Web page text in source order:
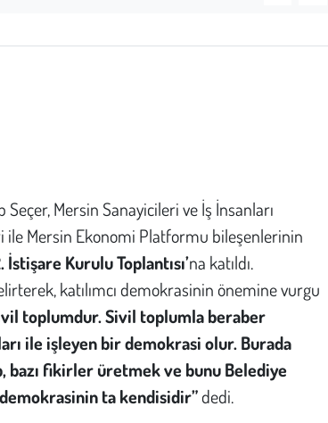
Mersin Sanayicileri ve İş İnsanları
ile Mersin Ekonomi Platformu bileşenlerinin
İstişare Kurulu Toplantısı’na katıldı.
katılımcı demokrasinin önemine vurgu
toplumdur. Sivil toplumla beraber
ile işleyen bir demokrasi olur. Burada
bazı fikirler üretmek ve bunu Belediye
ta kendisidir”dedi.